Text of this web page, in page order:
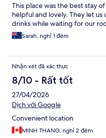
This place was the best stay
helpful and lovely. They let
drinks while waiting for our
Sarah, nghỉ 1 đêm
Nhận xét đã xác thực
8/10 - Rất tốt
27/04/2026
Dịch với Google
Convenient location
MINH THANG, nghỉ 2 đêm